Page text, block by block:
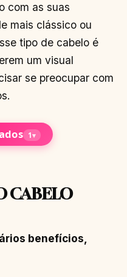
com as suas
mais clássico ou
tipo de cabelo é
um visual
se preocupar com
1▾
CABELO
benefícios,